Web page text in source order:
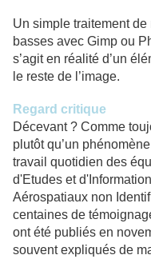
Un simple traitement
basses avec Gimp ou
s’agit en réalité d’un
le reste de l’image.
Regard critique
Décevant ? Comme
plutôt qu’un
travail quotidien des
d'Etudes et
Aérospatiaux non
centaines de
ont été publiés en
souvent expliqués de